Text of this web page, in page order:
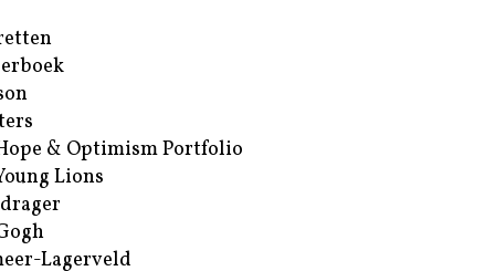
& Optimism Portfolio
Lions
Lagerveld